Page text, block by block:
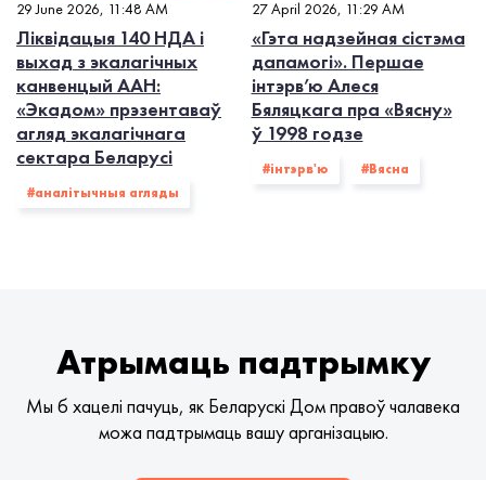
29 June 2026, 11:48 AM
Ліквідацыя 140 НДА і
выхад з экалагiчных
канвенцый ААН:
«Экадом» прэзентаваў
агляд экалагічнага
сектара Беларусі
#аналітычныя агляды
27 April 2026, 11:29 AM
«Гэта надзейная сістэма
дапамогі». Першае
інтэрв’ю Алеся
Бяляцкага пра «Вясну»
ў 1998 годзе
#інтэрв'ю #Вясна
Атрымаць падтрымку
Мы б хацелі пачуць, як Беларускі Дом правоў чалавека
можа падтрымаць вашу арганізацыю.